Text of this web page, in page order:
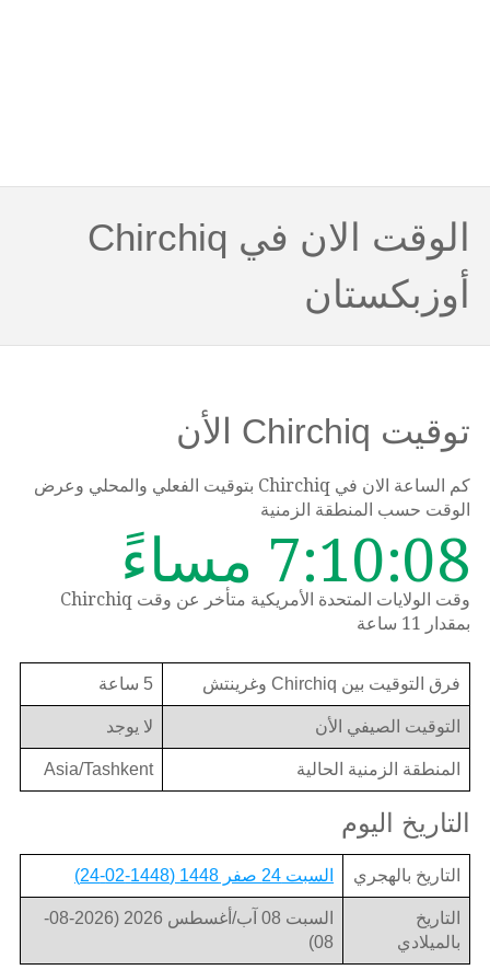
الوقت الان في Chirchiq
أوزبكستان
توقيت Chirchiq الأن
كم الساعة الان في Chirchiq بتوقيت الفعلي والمحلي وعرض
الوقت حسب المنطقة الزمنية
7:10:08 مساءً
وقت الولايات المتحدة الأمريكية متأخر عن وقت Chirchiq
بمقدار 11 ساعة
فرق التوقيت بين Chirchiq وغرينتش 5 ساعة
التوقيت الصيفي الأن لا يوجد
المنطقة الزمنية الحالية Asia/Tashkent
التاريخ اليوم
التاريخ بالهجري السبت 24 صفر 1448 (1448-02-24)
التاريخ
بالميلادي
السبت 08 آب/أغسطس 2026 (2026-08-
08)